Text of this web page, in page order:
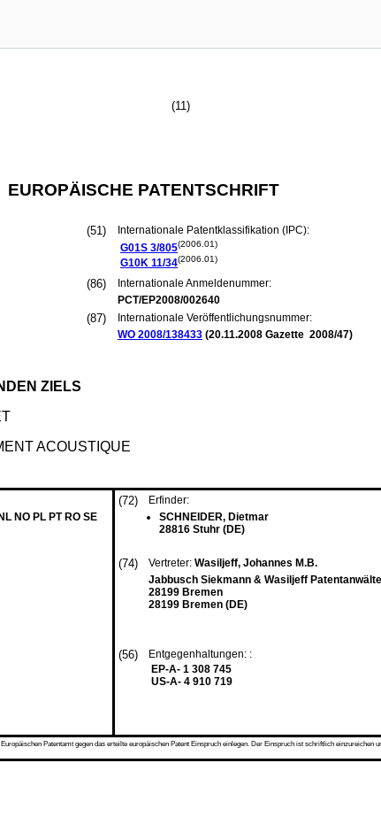
(11)
EUROPÄISCHE PATENTSCHRIFT
(51)
Internationale Patentklassifikation (IPC):
G01S 3/805(2006.01)
G10K 11/34(2006.01)
(86)
Internationale Anmeldenummer:
PCT/EP2008/002640
(87)
Internationale Veröffentlichungsnummer:
WO 2008/138433 (20.11.2008 Gazette 2008/47)
ZIELS
ACOUSTIQUE
NO PL PT RO SE
(72)
Erfinder:
SCHNEIDER, Dietmar
28816 Stuhr (DE)
(74) Vertreter: Wasiljeff, Johannes M.B.
Jabbusch Siekmann & Wasiljeff
28199 Bremen
28199 Bremen (DE)
(56)
Entgegenhaltungen: :
EP-A- 1 308 745
US-A- 4 910 719
Patentamt gegen das erteilte europäischen Patent Einspruch einlegen. Der Einspruch ist schriftlich